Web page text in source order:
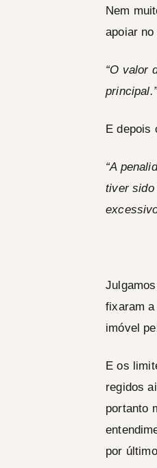
Nem
apoiar
“O valor
principal.”
E depois
“A
tiver sido
fixaram
imóvel
E os
regidos
portanto
por